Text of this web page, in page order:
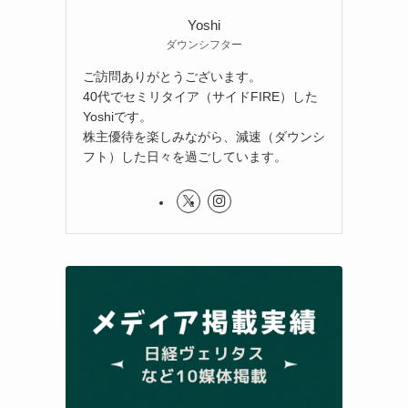
Yoshi
ダウンシフター
ご訪問ありがとうございます。
40代でセミリタイア（サイドFIRE）した
Yoshiです。
株主優待を楽しみながら、減速（ダウンシ
フト）した日々を過ごしています。